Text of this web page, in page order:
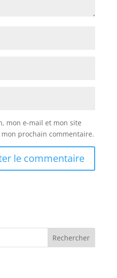
mon e-mail et mon site
prochain commentaire.
Rechercher